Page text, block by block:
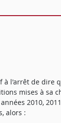
à l'arrêt de dire
mises à sa
2010,
alors :